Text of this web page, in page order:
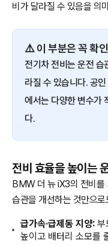
비가 달라질 수 있음을 의
⚠️ 이 부분은 꼭 확
전기차 전비는 운전 습
라질 수 있습니다. 공
에서는 다양한 변수가
다.
전비 효율을 높이는
BMW 더 뉴 iX3의 전비를
습관을 개선하는 것만으
급가속·급제동 지양: 부
높이고 배터리 소모를